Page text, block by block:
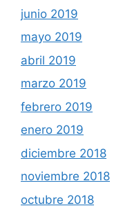
junio 2019
mayo 2019
abril 2019
marzo 2019
febrero 2019
enero 2019
diciembre 2018
noviembre 2018
octubre 2018